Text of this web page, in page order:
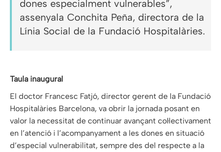
dones especialment vulnerables”,
assenyala Conchita Peña, directora de la
Línia Social de la Fundació Hospitalàries.
Taula inaugural
El doctor Francesc Fatjó, director gerent de la Fundació
Hospitalàries Barcelona, va obrir la jornada posant en
valor la necessitat de continuar avançant col·lectivament
en l’atenció i l’acompanyament a les dones en situació
d’especial vulnerabilitat, sempre des del respecte a la